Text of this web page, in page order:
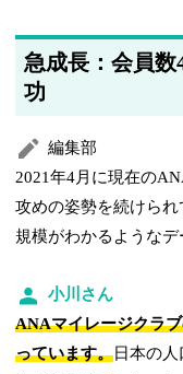
急成長：会員数
功
編集部
2021年4月に現在の
攻めの姿勢を続けら
規模がわかるような
小川さん
ANAマイレージクラ
っています。日本の